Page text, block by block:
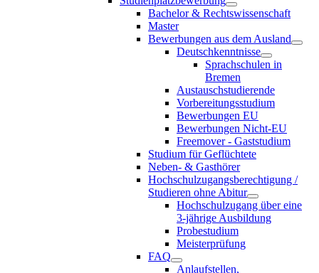
Bachelor & Rechtswissenschaft
Master
Bewerbungen aus dem Ausland
Deutschkenntnisse
Sprachschulen in
Bremen
Austauschstudierende
Vorbereitungsstudium
Bewerbungen EU
Bewerbungen Nicht-EU
Freemover - Gaststudium
Studium für Geflüchtete
Neben- & Gasthörer
Hochschulzugangsberechtigung /
Studieren ohne Abitur
Hochschulzugang über eine
3-jährige Ausbildung
Probestudium
Meisterprüfung
FAQ
Anlaufstellen,